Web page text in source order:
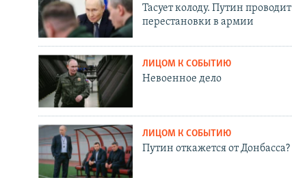
Тасует колоду. Путин проводит
перестановки в армии
ЛИЦОМ К СОБЫТИЮ
Невоенное дело
ЛИЦОМ К СОБЫТИЮ
Путин откажется от Донбасса?